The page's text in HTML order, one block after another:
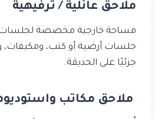
ملاحق عائلية / ترفيهية
مساحة خارجية مخصصة لجلسات
جلسات أرضية أو كنب، ومكيفات،
جزئيًا على الحديقة.
ملاحق مكاتب